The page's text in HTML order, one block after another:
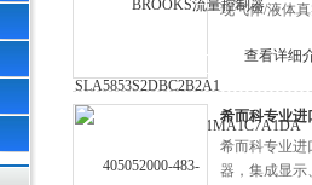
现气体/液体
查看详细
希而科专业进
希而科专业进
器，集成显示